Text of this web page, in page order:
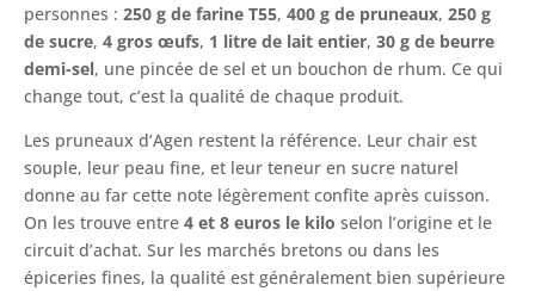
personnes : 250 g de farine T55, 400 g de pruneaux, 250 g
de sucre, 4 gros œufs, 1 litre de lait entier, 30 g de beurre
demi-sel, une pincée de sel et un bouchon de rhum. Ce qui
change tout, c’est la qualité de chaque produit.
Les pruneaux d’Agen restent la référence. Leur chair est
souple, leur peau fine, et leur teneur en sucre naturel
donne au far cette note légèrement confite après cuisson.
On les trouve entre 4 et 8 euros le kilo selon l’origine et le
circuit d’achat. Sur les marchés bretons ou dans les
épiceries fines, la qualité est généralement bien supérieure